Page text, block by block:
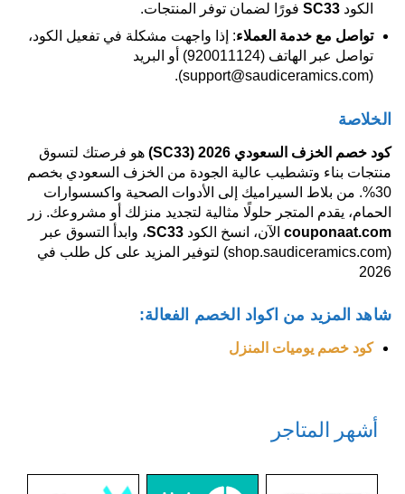
الكود SC33 فورًا لضمان توفر المنتجات.
تواصل مع خدمة العملاء: إذا واجهت مشكلة في تفعيل الكود،
تواصل عبر الهاتف (920011124) أو البريد
(support@saudiceramics.com).
الخلاصة
كود خصم الخزف السعودي 2026 (SC33)
هو فرصتك لتسوق
منتجات بناء وتشطيب عالية الجودة من الخزف السعودي بخصم
30%. من بلاط السيراميك إلى الأدوات الصحية واكسسوارات
الحمام، يقدم المتجر حلولًا مثالية لتجديد منزلك أو مشروعك. زر
couponaat.com الآن، انسخ الكود SC33، وابدأ التسوق عبر
(shop.saudiceramics.com) لتوفير المزيد على كل طلب في
2026
شاهد المزيد من اكواد الخصم الفعالة:
كود خصم يوميات المنزل
أشهر المتاجر